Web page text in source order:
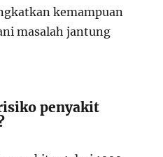
kemampuan
masalah jantung
penyakit